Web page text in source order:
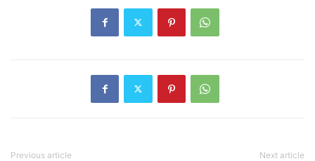
Previous article Next article